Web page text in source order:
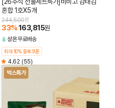
혼합 1호X5개
244,500원
33%163,815원
상온무료배송
최대 10% 중복쿠폰
4.62 (55)
박스특가